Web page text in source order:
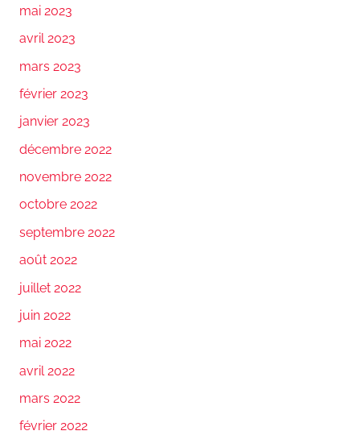
mai 2023
avril 2023
mars 2023
février 2023
janvier 2023
décembre 2022
novembre 2022
octobre 2022
septembre 2022
août 2022
juillet 2022
juin 2022
mai 2022
avril 2022
mars 2022
février 2022